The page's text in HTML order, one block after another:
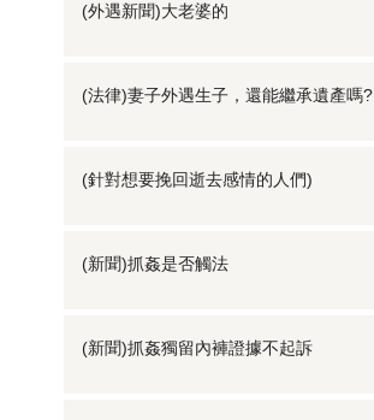
(外遇新聞)大老婆的
(法律)妻子外遇生子，還能繼承遺產嗎?
(針對想要挽回逝去感情的人們)
(新聞)抓姦是否觸法
(新聞)抓姦獨留內褲證據不起訴